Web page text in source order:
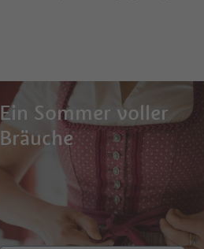
Ein Sommer voller
Bräuche